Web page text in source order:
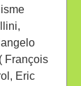
François
Eric